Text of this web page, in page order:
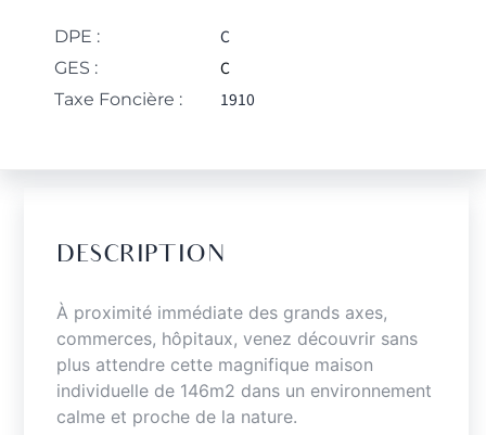
DPE : C
GES : C
Taxe Foncière : 1910
DESCRIPTION
À proximité immédiate des grands axes,
commerces, hôpitaux, venez découvrir sans
plus attendre cette magnifique maison
individuelle de 146m2 dans un environnement
calme et proche de la nature.